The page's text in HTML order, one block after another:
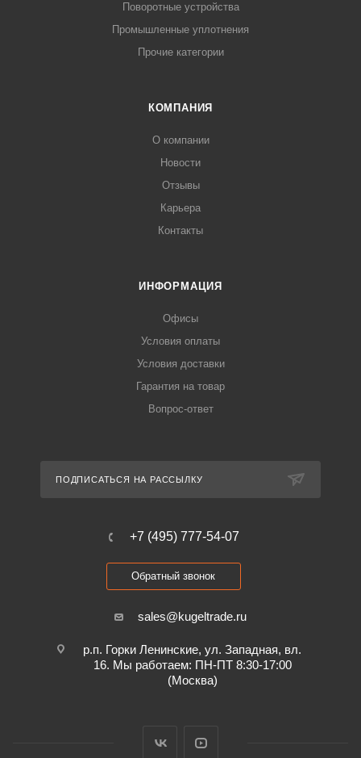
Поворотные устройства
Промышленные уплотнения
Прочие категории
КОМПАНИЯ
О компании
Новости
Отзывы
Карьера
Контакты
ИНФОРМАЦИЯ
Офисы
Условия оплаты
Условия доставки
Гарантия на товар
Вопрос-ответ
ПОДПИСАТЬСЯ НА РАССЫЛКУ
+7 (495) 777-54-07
Обратный звонок
sales@kugeltrade.ru
р.п. Горки Ленинские, ул. Западная, вл.
16. Мы работаем: ПН-ПТ 8:30-17:00
(Москва)